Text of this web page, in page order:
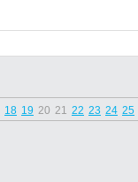
18 19 20 21 22 23 24 25